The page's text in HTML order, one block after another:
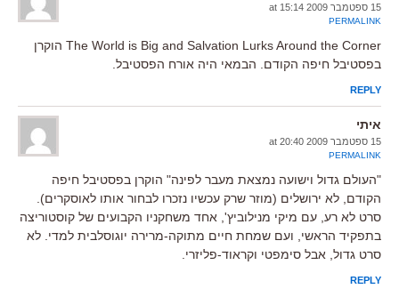
15 ספטמבר 2009 at 15:14
PERMALINK
The World is Big and Salvation Lurks Around the Corner הוקרן
בפסטיבל חיפה הקודם. הבמאי היה אורח הפסטיבל.
REPLY
איתי
15 ספטמבר 2009 at 20:40
PERMALINK
"העולם גדול וישועה נמצאת מעבר לפינה" הוקרן בפסטיבל חיפה
הקודם, לא ירושלים (מוזר שרק עכשיו נזכרו לבחור אותו לאוסקרים).
סרט לא רע, עם מיקי מנילוביץ', אחד משחקניו הקבועים של קוסטוריצה
בתפקיד הראשי, ועם שמחת חיים מתוקה-מרירה יוגוסלבית למדי. לא
סרט גדול, אבל סימפטי וקראוד-פליזרי.
REPLY